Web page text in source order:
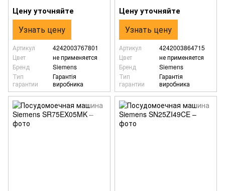
Цену уточняйте
Узнать цену
Артикул
4242003767801
Цвет
не применяется
Бренд
Siemens
Тип
гарантии
Гарантія
виробника
Цену уточняйте
Узнать цену
Артикул
4242003864715
Цвет
не применяется
Бренд
Siemens
Тип
гарантии
Гарантія
виробника